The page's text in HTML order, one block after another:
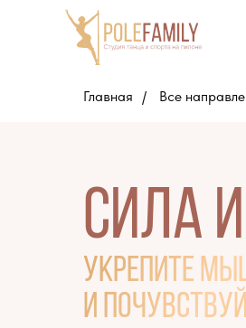
Главная / Все
укрепите
и
Сила